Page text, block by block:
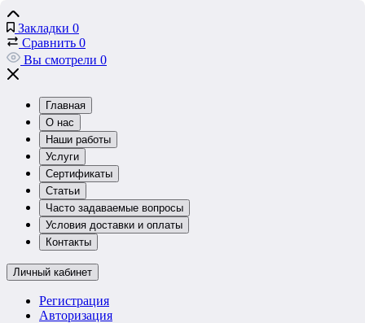
Закладки 0
Сравнить 0
Вы смотрели 0
Главная
О нас
Наши работы
Услуги
Сертификаты
Статьи
Часто задаваемые вопросы
Условия доставки и оплаты
Контакты
Личный кабинет
Регистрация
Авторизация